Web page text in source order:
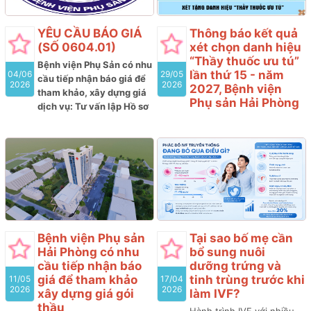
viện Phụ sản Hải Phòng
năm 2026 (lần 9)
04/06
2026
YÊU CẦU BÁO GIÁ
(SỐ 0604.01)
Bệnh viện Phụ Sản có nhu
cầu tiếp nhận báo giá để
tham khảo, xây dựng giá
dịch vụ: Tư vấn lập Hồ sơ
định kết quả lựa chọn nhà
thầu tham gia gói thầu:
Mua sắm Vắc xin (gồm 03
lô) thuộc kế hoạch lựa
chọn nhà thầu cung cấp
thuốc của Bệnh viện Phụ
sản năm 2026 (lần 8)
29/05
2026
Thông báo kết quả
xét chọn danh hiệu
“Thầy thuốc ưu tú”
lần thứ 15 - năm
2027, Bệnh viện
Phụ sản Hải Phòng
thuốc ưu tú” lần thứ 15,
Bệnh viện Phụ sản Hải
Phòng thông báo kết quả
xét chọn như sau:
11/05
2026
Bệnh viện Phụ sản
Hải Phòng có nhu
cầu tiếp nhận báo
giá để tham khảo
xây dựng giá gói
thầu
17/04
2026
Tại sao bố mẹ cần
bổ sung nuôi
dưỡng trứng và
tinh trùng trước khi
làm IVF?